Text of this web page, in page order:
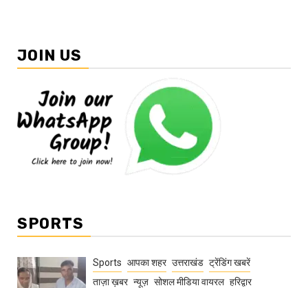
JOIN US
SPORTS
Sports आपका शहर उत्तराखंड ट्रेंडिंग खबरें
ताज़ा ख़बर न्यूज़ सोशल मीडिया वायरल हरिद्वार